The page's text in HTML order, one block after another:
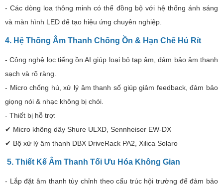
- Các dòng loa thông minh có thể đồng bộ với hệ thống ánh sáng
và màn hình LED để tạo hiệu ứng chuyên nghiệp.
4. Hệ Thống Âm Thanh Chống Ồn & Hạn Chế Hú Rít
- Công nghệ lọc tiếng ồn AI giúp loại bỏ tạp âm, đảm bảo âm thanh
sạch và rõ ràng.
- Micro chống hú, xử lý âm thanh số giúp giảm feedback, đảm bảo
giọng nói & nhạc không bị chói.
- Thiết bị hỗ trợ:
✔ Micro không dây Shure ULXD, Sennheiser EW-DX
✔ Bộ xử lý âm thanh DBX DriveRack PA2, Xilica Solaro
5. Thiết Kế Âm Thanh Tối Ưu Hóa Không Gian
- Lắp đặt âm thanh tùy chỉnh theo cấu trúc hội trường để đảm bảo